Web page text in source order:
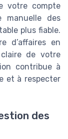
votre compte
manuelle des
plus fiable.
d’affaires en
de votre
contribue à
et à respecter
des